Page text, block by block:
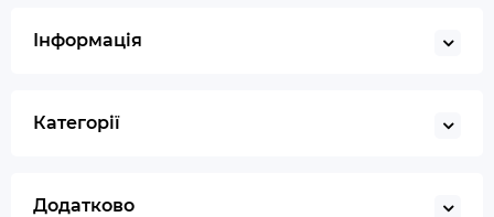
Інформація
Категорії
Додатково